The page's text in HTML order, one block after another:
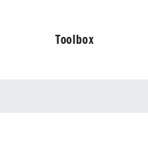
Toolbox